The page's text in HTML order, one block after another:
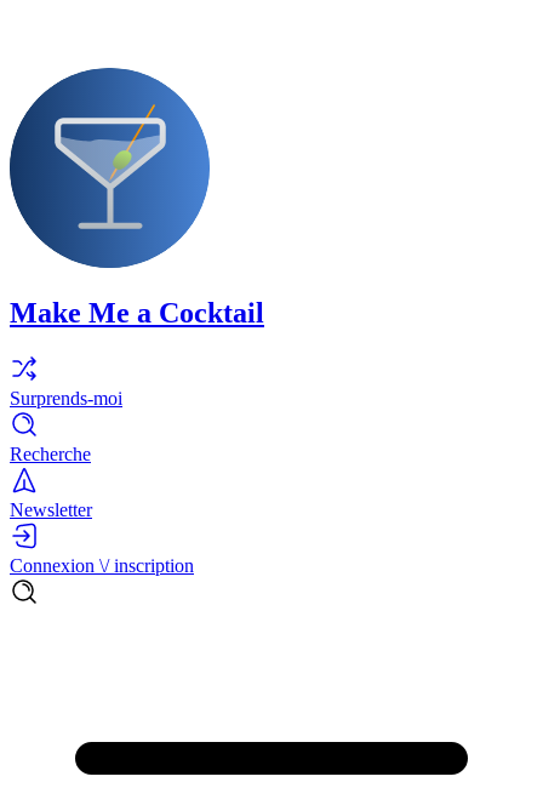
Make Me a Cocktail
Surprends-moi
Recherche
Newsletter
Connexion \/ inscription